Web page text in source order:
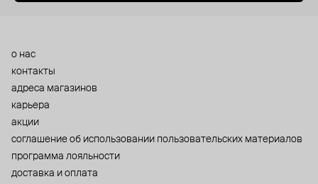
о нас
контакты
адреса магазинов
карьера
акции
cоглашение об использовании пользовательских материалов
программа лояльности
доставка и оплата